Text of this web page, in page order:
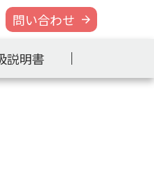
問い合わせ
説明書